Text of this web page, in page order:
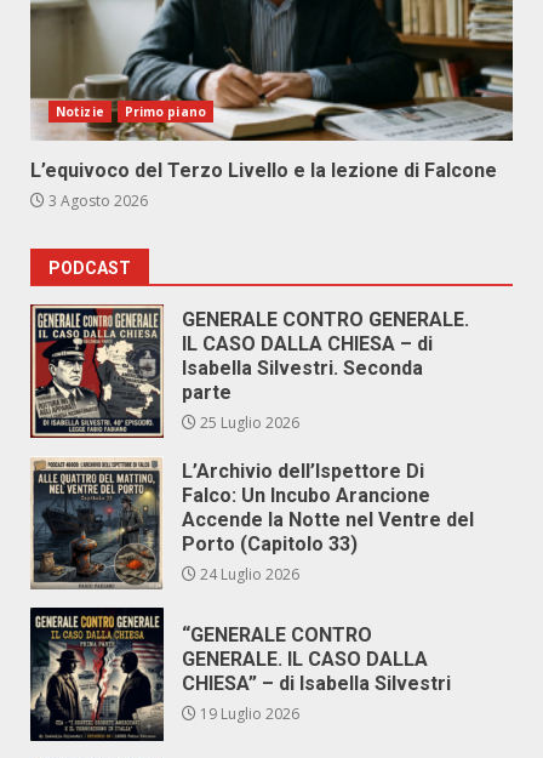
Notizie Primo piano
L’equivoco del Terzo Livello e la lezione di Falcone
3 Agosto 2026
PODCAST
GENERALE CONTRO GENERALE.
IL CASO DALLA CHIESA – di
Isabella Silvestri. Seconda
parte
25 Luglio 2026
L’Archivio dell’Ispettore Di
Falco: Un Incubo Arancione
Accende la Notte nel Ventre del
Porto (Capitolo 33)
24 Luglio 2026
“GENERALE CONTRO
GENERALE. IL CASO DALLA
CHIESA” – di Isabella Silvestri
19 Luglio 2026